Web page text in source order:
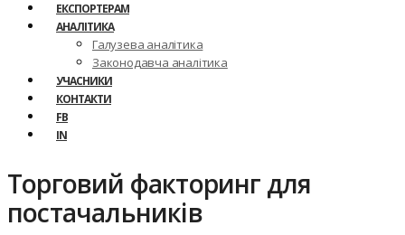
ЕКСПОРТЕРАМ
АНАЛІТИКА
Галузева аналітика
Законодавча аналітика
УЧАСНИКИ
КОНТАКТИ
FB
IN
Торговий факторинг для
постачальників